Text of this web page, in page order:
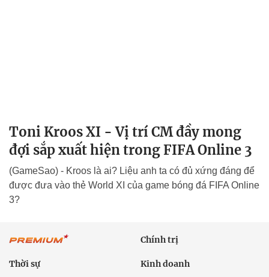
Toni Kroos XI - Vị trí CM đầy mong
đợi sắp xuất hiện trong FIFA Online 3
(GameSao) - Kroos là ai? Liệu anh ta có đủ xứng đáng để
được đưa vào thẻ World XI của game bóng đá FIFA Online
3?
Chính trị
Thời sự Kinh doanh